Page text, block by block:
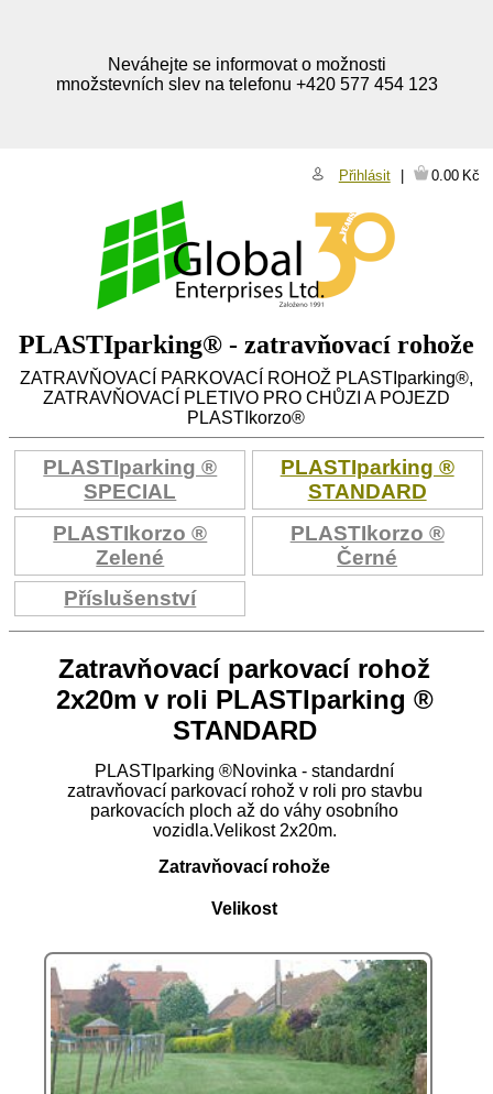
Neváhejte se informovat o možnosti
množstevních slev na telefonu +420 577 454 123
Přihlásit 0.00 Kč
PLASTIparking® - zatravňovací rohože
ZATRAVŇOVACÍ PARKOVACÍ ROHOŽ PLASTIparking®,
ZATRAVŇOVACÍ PLETIVO PRO CHŮZI A POJEZD
PLASTIkorzo®
PLASTIparking ®
SPECIAL
PLASTIparking ®
STANDARD
PLASTIkorzo ®
Zelené
PLASTIkorzo ®
Černé
Příslušenství
Zatravňovací parkovací rohož
2x20m v roli PLASTIparking ®
STANDARD
PLASTIparking ®Novinka - standardní
zatravňovací parkovací rohož v roli pro stavbu
parkovacích ploch až do váhy osobního
vozidla.Velikost 2x20m.
Zatravňovací rohože
Velikost